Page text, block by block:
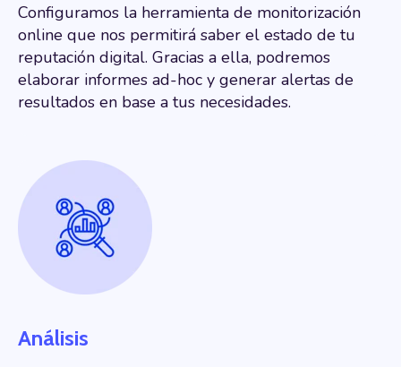
Configuramos la herramienta de monitorización
online que nos permitirá saber el estado de tu
reputación digital. Gracias a ella, podremos
elaborar informes ad-hoc y generar alertas de
resultados en base a tus necesidades.
Análisis